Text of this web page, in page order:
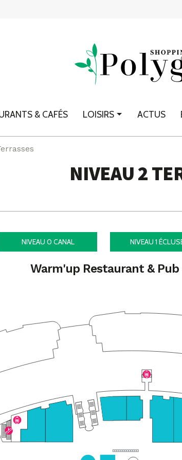
& CAFÉS LOISIRS ACTUS
NIVEAU 2
NIVEAU 0 CANAL NIVEAU 1
Warm'up Restaurant &